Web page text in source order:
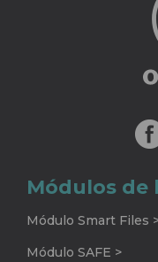
Módulos de
Módulo Smart Files
Módulo SAFE >